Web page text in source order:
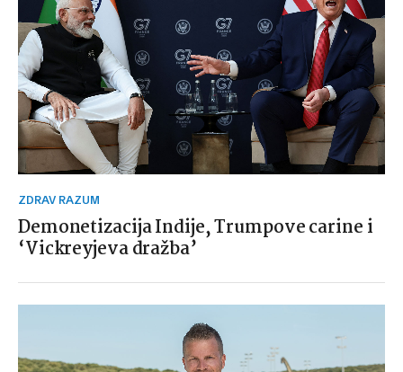
ZDRAV RAZUM
Demonetizacija Indije, Trumpove carine i
‘Vickreyjeva dražba’